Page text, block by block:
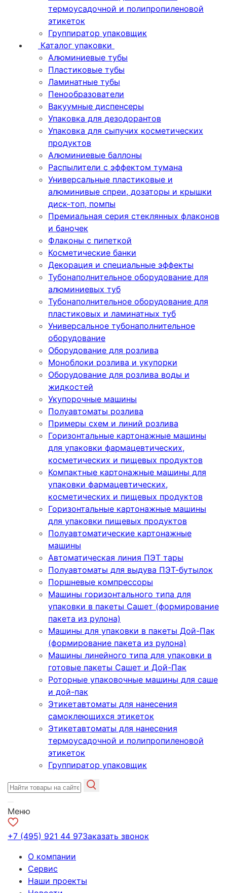
термоусадочной и полипропиленовой
этикеток
Группиратор упаковщик
Каталог упаковки
Алюминиевые тубы
Пластиковые тубы
Ламинатные тубы
Пенообразователи
Вакуумные диспенсеры
Упаковка для дезодорантов
Упаковка для сыпучих косметических
продуктов
Алюминиевые баллоны
Распылители с эффектом тумана
Универсальные пластиковые и
алюминивые спреи, дозаторы и крышки
диск-топ, помпы
Премиальная серия стеклянных флаконов
и баночек
Флаконы с пипеткой
Косметические банки
Декорация и специальные эффекты
Тубонаполнительное оборудование для
алюминиевых туб
Тубонаполнительное оборудование для
пластиковых и ламинатных туб
Универсальное тубонаполнительное
оборудование
Оборудование для розлива
Моноблоки розлива и укупорки
Оборудование для розлива воды и
жидкостей
Укупорочные машины
Полуавтоматы розлива
Примеры схем и линий розлива
Горизонтальные картонажные машины
для упаковки фармацевтических,
косметических и пищевых продуктов
Компактные картонажные машины для
упаковки фармацевтических,
косметических и пищевых продуктов
Горизонтальные картонажные машины
для упаковки пищевых продуктов
Полуавтоматические картонажные
машины
Автоматическая линия ПЭТ тары
Полуавтоматы для выдува ПЭТ-бутылок
Поршневые компрессоры
Машины горизонтального типа для
упаковки в пакеты Сашет (формирование
пакета из рулона)
Машины для упаковки в пакеты Дой-Пак
(формирование пакета из рулона)
Машины линейного типа для упаковки в
готовые пакеты Сашет и Дой-Пак
Роторные упаковочные машины для саше
и дой-пак
Этикетавтоматы для нанесения
самоклеющихся этикеток
Этикетавтоматы для нанесения
термоусадочной и полипропиленовой
этикеток
Группиратор упаковщик
Меню
+7 (495) 921 44 97Заказать звонок
О компании
Сервис
Наши проекты